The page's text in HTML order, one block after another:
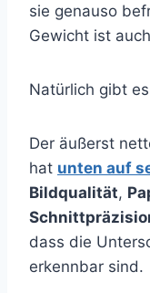
sie genauso
Gewicht ist
Natürlich gibt
Der äußerst
hat unten auf
Bildqualität,
dass die
erkennbar sind.